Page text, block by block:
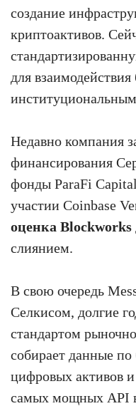
создание
криптоактивов.
для
Недавно компания
финансирования
фонды ParaFi
участии Coinbase
оценка Blockworks
слиянием.
В свою очередь
Селкисом, долгие
стандартом
собирает данные
цифровых активов и
самых мощных API